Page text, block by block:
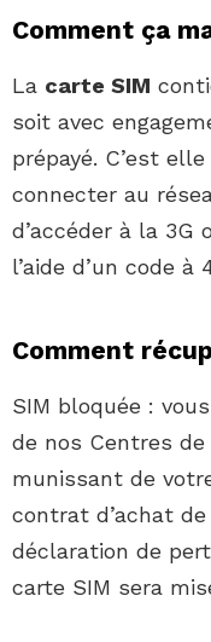
Comment ça
La carte SIM
soit avec
prépayé. C’est
connecter au
d’accéder à la 3G
l’aide d’un code
Comment
SIM bloquée :
de nos Centres de
munissant de
contrat d’achat
déclaration de
carte SIM sera